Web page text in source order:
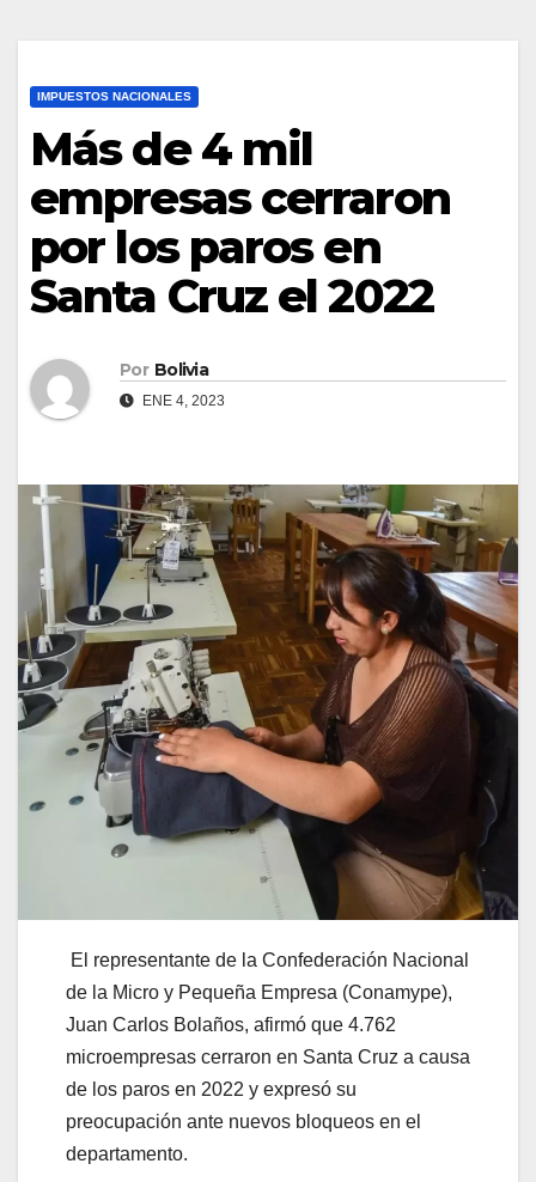
IMPUESTOS NACIONALES
Más de 4 mil
empresas cerraron
por los paros en
Santa Cruz el 2022
Por Bolivia
ENE 4, 2023
El representante de la Confederación Nacional
de la Micro y Pequeña Empresa (Conamype),
Juan Carlos Bolaños, afirmó que 4.762
microempresas cerraron en Santa Cruz a causa
de los paros en 2022 y expresó su
preocupación ante nuevos bloqueos en el
departamento.